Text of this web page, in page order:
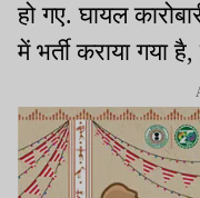
हो गए. घायल
में भर्ती कराया गया